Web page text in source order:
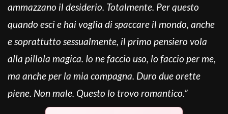
ammazzano il desiderio. Totalmente. Per questo
quando esci e hai voglia di spaccare il mondo, anche
e soprattutto sessualmente, il primo pensiero vola
alla pillola magica. Io ne faccio uso, lo faccio per me,
ma anche per la mia compagna. Duro due orette
piene. Non male. Questo lo trovo romantico.”